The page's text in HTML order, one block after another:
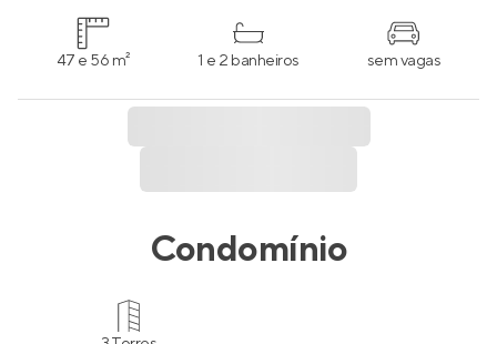
47 e 56 m² 1 e 2 banheiros sem vagas
Condomínio